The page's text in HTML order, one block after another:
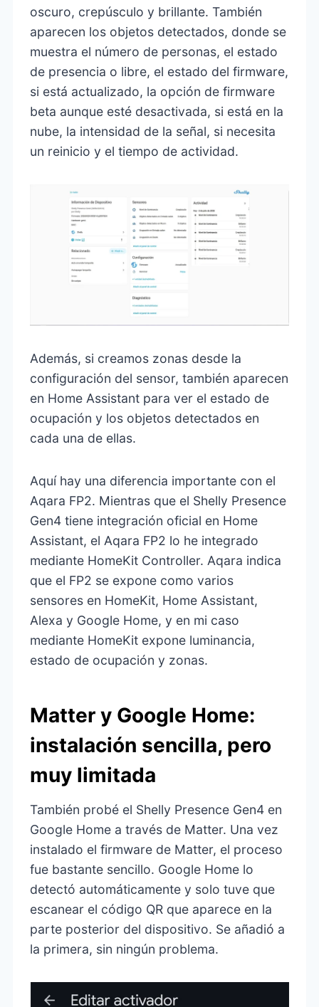
oscuro, crepúsculo y brillante. También
aparecen los objetos detectados, donde se
muestra el número de personas, el estado
de presencia o libre, el estado del firmware,
si está actualizado, la opción de firmware
beta aunque esté desactivada, si está en la
nube, la intensidad de la señal, si necesita
un reinicio y el tiempo de actividad.
Además, si creamos zonas desde la
configuración del sensor, también aparecen
en Home Assistant para ver el estado de
ocupación y los objetos detectados en
cada una de ellas.
Aquí hay una diferencia importante con el
Aqara FP2. Mientras que el Shelly Presence
Gen4 tiene integración oficial en Home
Assistant, el Aqara FP2 lo he integrado
mediante HomeKit Controller. Aqara indica
que el FP2 se expone como varios
sensores en HomeKit, Home Assistant,
Alexa y Google Home, y en mi caso
mediante HomeKit expone luminancia,
estado de ocupación y zonas.
Matter y Google Home:
instalación sencilla, pero
muy limitada
También probé el Shelly Presence Gen4 en
Google Home a través de Matter. Una vez
instalado el firmware de Matter, el proceso
fue bastante sencillo. Google Home lo
detectó automáticamente y solo tuve que
escanear el código QR que aparece en la
parte posterior del dispositivo. Se añadió a
la primera, sin ningún problema.